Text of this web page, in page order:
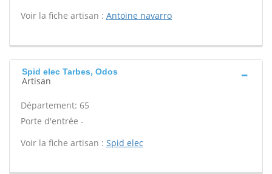
Voir la fiche artisan : Antoine navarro
Spid elec Tarbes, Odos
Artisan
Département: 65
Porte d'entrée -
Voir la fiche artisan : Spid elec